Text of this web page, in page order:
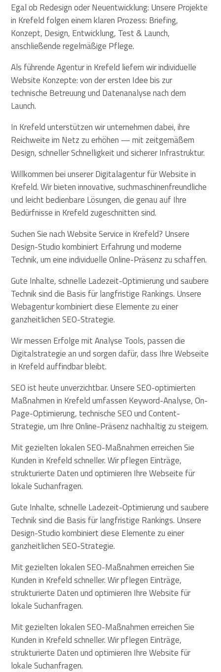
Egal ob Redesign oder Neuentwicklung: Unsere Projekte
in Krefeld folgen einem klaren Prozess: Briefing,
Konzept, Design, Entwicklung, Test & Launch,
anschließende regelmäßige Pflege.
Als führende Agentur in Krefeld liefern wir individuelle
Website Konzepte: von der ersten Idee bis zur
technische Betreuung und Datenanalyse nach dem
Launch.
In Krefeld unterstützen wir unternehmen dabei, ihre
Reichweite im Netz zu erhöhen — mit zeitgemäßem
Design, schneller Schnelligkeit und sicherer Infrastruktur.
Willkommen bei unserer Digitalagentur für Website in
Krefeld. Wir bieten innovative, suchmaschinenfreundliche
und leicht bedienbare Lösungen, die genau auf Ihre
Bedürfnisse in Krefeld zugeschnitten sind.
Suchen Sie nach Website Service in Krefeld? Unsere
Design-Studio kombiniert Erfahrung und moderne
Technik, um eine individuelle Online-Präsenz zu schaffen.
Gute Inhalte, schnelle Ladezeit-Optimierung und saubere
Technik sind die Basis für langfristige Rankings. Unsere
Webagentur kombiniert diese Elemente zu einer
ganzheitlichen SEO-Strategie.
Wir messen Erfolge mit Analyse Tools, passen die
Digitalstrategie an und sorgen dafür, dass Ihre Webseite
in Krefeld auffindbar bleibt.
SEO ist heute unverzichtbar. Unsere SEO-optimierten
Maßnahmen in Krefeld umfassen Keyword-Analyse, On-
Page-Optimierung, technische SEO und Content-
Strategie, um Ihre Online-Präsenz nachhaltig zu steigern.
Mit gezielten lokalen SEO-Maßnahmen erreichen Sie
Kunden in Krefeld schneller. Wir pflegen Einträge,
strukturierte Daten und optimieren Ihre Webseite für
lokale Suchanfragen.
Gute Inhalte, schnelle Ladezeit-Optimierung und saubere
Technik sind die Basis für langfristige Rankings. Unsere
Design-Studio kombiniert diese Elemente zu einer
ganzheitlichen SEO-Strategie.
Mit gezielten lokalen SEO-Maßnahmen erreichen Sie
Kunden in Krefeld schneller. Wir pflegen Einträge,
strukturierte Daten und optimieren Ihre Website für
lokale Suchanfragen.
Mit gezielten lokalen SEO-Maßnahmen erreichen Sie
Kunden in Krefeld schneller. Wir pflegen Einträge,
strukturierte Daten und optimieren Ihre Website für
lokale Suchanfragen.